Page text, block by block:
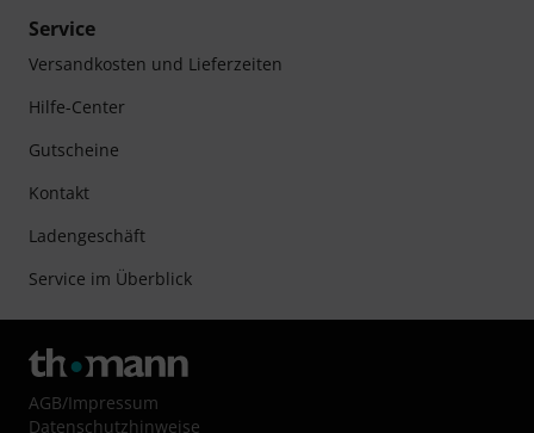
Service
Versandkosten und Lieferzeiten
Hilfe-Center
Gutscheine
Kontakt
Ladengeschäft
Service im Überblick
AGB/Impressum
Datenschutzhinweise